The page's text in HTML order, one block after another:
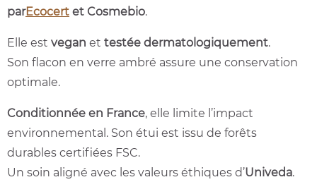
parEcocert et Cosmebio.
Elle est vegan et testée dermatologiquement.
Son flacon en verre ambré assure une conservation
optimale.
Conditionnée en France, elle limite l’impact
environnemental. Son étui est issu de forêts
durables certifiées FSC.
Un soin aligné avec les valeurs éthiques d’Univeda.